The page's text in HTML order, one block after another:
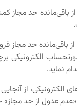
از باقی‌مانده حد
از باقی‌مانده حد
الکترونیکی
نماید.
از
عدول از حد مجاز»